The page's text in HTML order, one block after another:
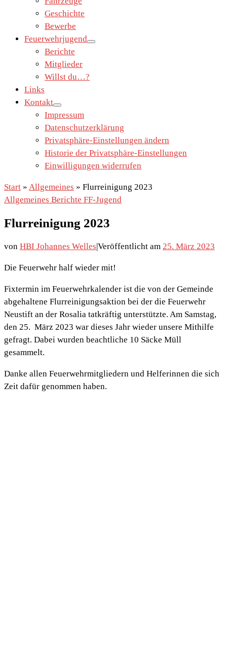
Geschichte
Bewerbe
Feuerwehrjugend
Berichte
Mitglieder
Willst du…?
Links
Kontakt
Impressum
Datenschutzerklärung
Privatsphäre-Einstellungen ändern
Historie der Privatsphäre-Einstellungen
Einwilligungen widerrufen
Start » Allgemeines » Flurreinigung 2023
Allgemeines Berichte FF-Jugend
Flurreinigung 2023
von HBI Johannes Welles|Veröffentlicht am 25. März 2023
Die Feuerwehr half wieder mit!
Fixtermin im Feuerwehrkalender ist die von der Gemeinde
abgehaltene Flurreinigungsaktion bei der die Feuerwehr
Neustift an der Rosalia tatkräftig unterstützte. Am Samstag,
den 25. März 2023 war dieses Jahr wieder unsere Mithilfe
gefragt. Dabei wurden beachtliche 10 Säcke Müll
gesammelt.
Danke allen Feuerwehrmitgliedern und Helferinnen die sich
Zeit dafür genommen haben.